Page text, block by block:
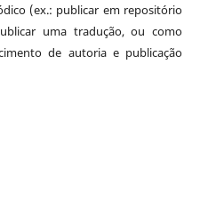
(ex.: publicar em repositório
uma tradução, ou como
de autoria e publicação